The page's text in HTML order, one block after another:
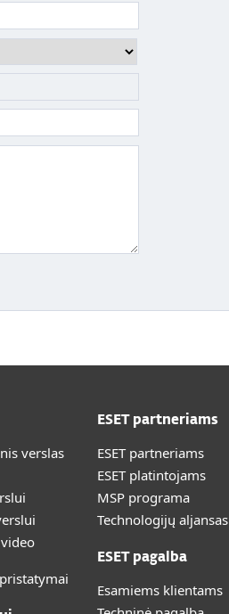
verslas
ESET partneriams
ESET partneriams
ESET platintojams
MSP programa
Technologijų aljansas
ESET pagalba
Esamiems klientams